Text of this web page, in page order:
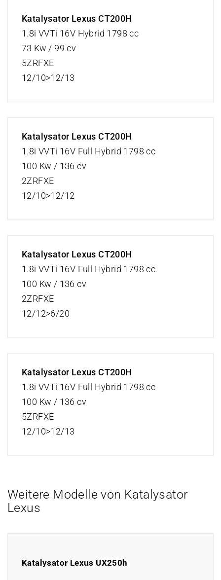
Katalysator Lexus CT200H
1.8i VVTi 16V Hybrid 1798 cc
73 Kw / 99 cv
5ZRFXE
12/10>12/13
Katalysator Lexus CT200H
1.8i VVTi 16V Full Hybrid 1798 cc
100 Kw / 136 cv
2ZRFXE
12/10>12/12
Katalysator Lexus CT200H
1.8i VVTi 16V Full Hybrid 1798 cc
100 Kw / 136 cv
2ZRFXE
12/12>6/20
Katalysator Lexus CT200H
1.8i VVTi 16V Full Hybrid 1798 cc
100 Kw / 136 cv
5ZRFXE
12/10>12/13
Weitere Modelle von Katalysator
Lexus
Katalysator Lexus UX250h